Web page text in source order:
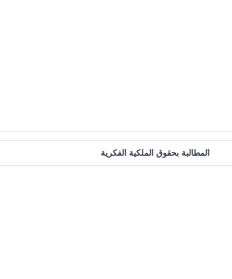
المطالبة بحقوق الملكية الفكرية